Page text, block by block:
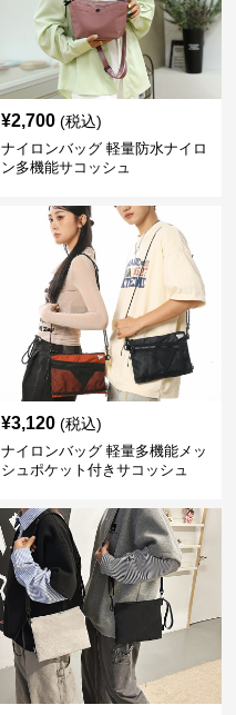
¥2,700 (税込)
ナイロンバッグ 軽量防水ナイロ
ン多機能サコッシュ
¥3,120 (税込)
ナイロンバッグ 軽量多機能メッ
シュポケット付きサコッシュ